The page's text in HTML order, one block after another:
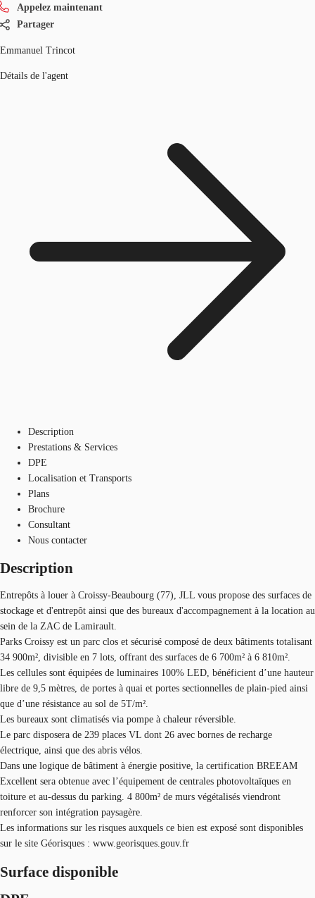
Appelez maintenant
Partager
Emmanuel Trincot
Détails de l'agent
Description
Prestations & Services
DPE
Localisation et Transports
Plans
Brochure
Consultant
Nous contacter
Description
Entrepôts à louer à Croissy-Beaubourg (77), JLL vous propose des surfaces de
stockage et d'entrepôt ainsi que des bureaux d'accompagnement à la location au
sein de la ZAC de Lamirault.
Parks Croissy est un parc clos et sécurisé composé de deux bâtiments totalisant
34 900m², divisible en 7 lots, offrant des surfaces de 6 700m² à 6 810m².
Les cellules sont équipées de luminaires 100% LED, bénéficient d’une hauteur
libre de 9,5 mètres, de portes à quai et portes sectionnelles de plain-pied ainsi
que d’une résistance au sol de 5T/m².
Les bureaux sont climatisés via pompe à chaleur réversible.
Le parc disposera de 239 places VL dont 26 avec bornes de recharge
électrique, ainsi que des abris vélos.
Dans une logique de bâtiment à énergie positive, la certification BREEAM
Excellent sera obtenue avec l’équipement de centrales photovoltaïques en
toiture et au-dessus du parking. 4 800m² de murs végétalisés viendront
renforcer son intégration paysagère.
Les informations sur les risques auxquels ce bien est exposé sont disponibles
sur le site Géorisques : www.georisques.gouv.fr
Surface disponible